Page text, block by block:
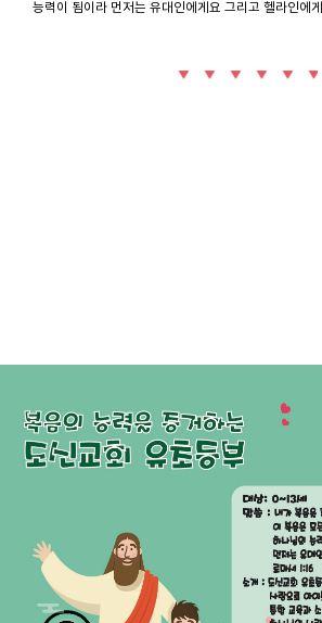
능력이 됨이라 먼저는 유대인에게요 그리고 헬라인에